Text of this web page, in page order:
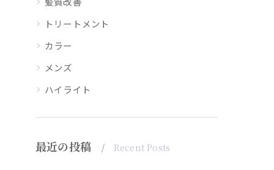
トリートメント
カラー
メンズ
ハイライト
最近の投稿 Recent Posts